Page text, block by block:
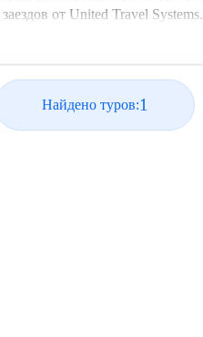
от United Travel Systems.
Найдено туров:1